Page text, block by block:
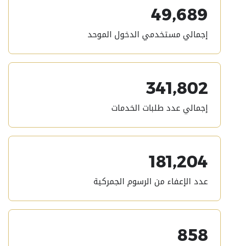
49,689
إجمالي مستخدمي الدخول الموحد
341,802
إجمالي عدد طلبات الخدمات
181,204
عدد الإعفاء من الرسوم الجمركية
858